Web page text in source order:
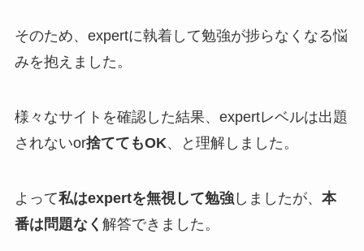
そのため、expertに執着して勉強が捗らなくなる悩
みを抱えました。
様々なサイトを確認した結果、expertレベルは出題
されないor捨ててもOK、と理解しました。
よって私はexpertを無視して勉強しましたが、 本
番は問題なく 解答できました。